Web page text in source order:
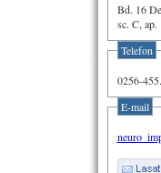
Bd. 16
sc. C,
Telefon
0256-
E-mail